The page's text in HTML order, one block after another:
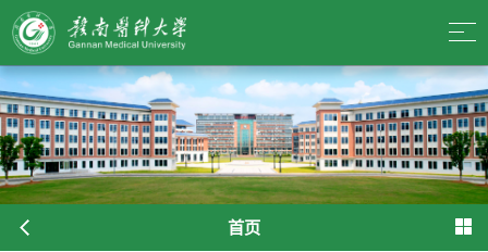
首页